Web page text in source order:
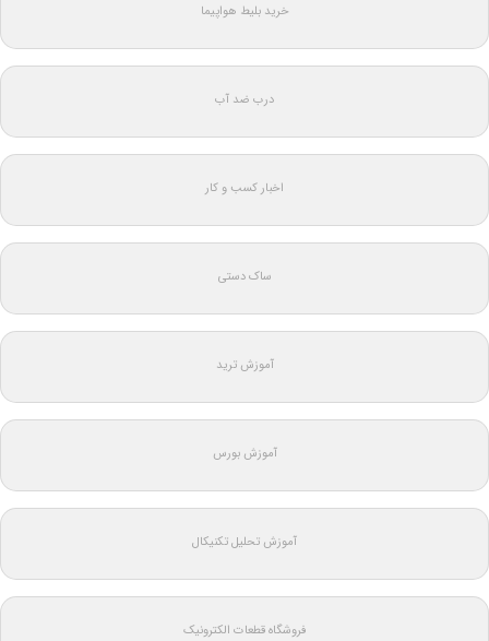
خرید بلیط هواپیما
درب ضد آب
اخبار کسب و کار
ساک دستی
آموزش ترید
آموزش بورس
آموزش تحلیل تکنیکال
فروشگاه قطعات الکترونیک